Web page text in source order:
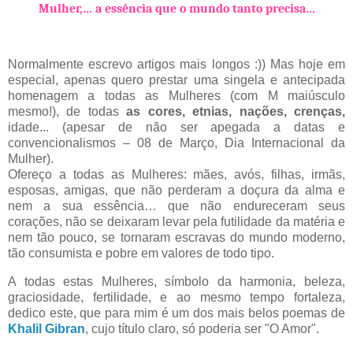
Mulher,… a essência que o mundo tanto precisa…
Normalmente escrevo artigos mais longos :)) Mas hoje em
especial, apenas quero prestar uma singela e antecipada
homenagem a todas as Mulheres (com M maiúsculo
mesmo!), de todasas cores, etnias, nações, crenças,
idade... (apesar de não ser apegada a datas e
convencionalismos – 08 de Março, Dia Internacional da
Mulher).
Ofereço a todas as Mulheres: mães, avós, filhas, irmãs,
esposas, amigas, que não perderam a doçura da alma e
nem a sua essência… que não endureceram seus
corações, não se deixaram levar pela futilidade da matéria e
nem tão pouco, se tornaram escravas do mundo moderno,
tão consumista e pobre em valores de todo tipo.
A todas estas Mulheres, símbolo da harmonia, beleza,
graciosidade, fertilidade, e ao mesmo tempo fortaleza,
dedico este, que para mim é um dos mais belos poemas de
Khalil Gibran, cujo título claro, só poderia ser "O Amor".